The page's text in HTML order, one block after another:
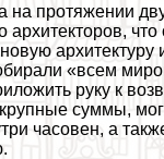
на протяжении
архитекторов, что
архитектуру
«всем
руку к
суммы,
часовен, а